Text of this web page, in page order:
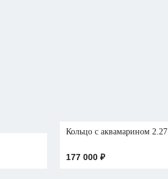
Кольцо с аквамарином 2.27
177 000 ₽